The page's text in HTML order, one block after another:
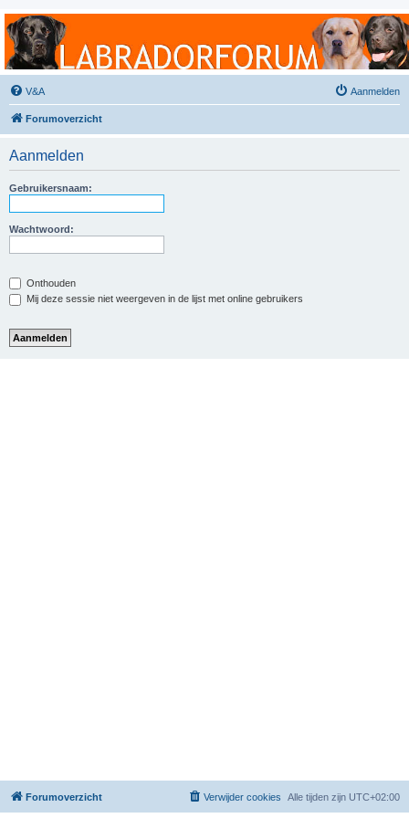
Labradorforum
Het gezelligste Labradorforum van Nederland en België!
V&A Aanmelden
Forumoverzicht
Aanmelden
Gebruikersnaam:
Wachtwoord:
Onthouden
Mij deze sessie niet weergeven in de lijst met online gebruikers
Forumoverzicht Alle tijden zijn UTC+02:00
Verwijder cookies